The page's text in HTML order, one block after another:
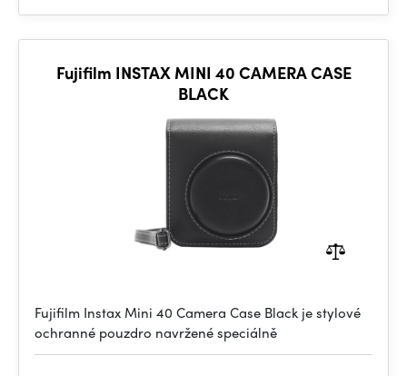
Fujifilm INSTAX MINI 40 CAMERA CASE
BLACK
Fujifilm Instax Mini 40 Camera Case Black je stylové
ochranné pouzdro navržené speciálně